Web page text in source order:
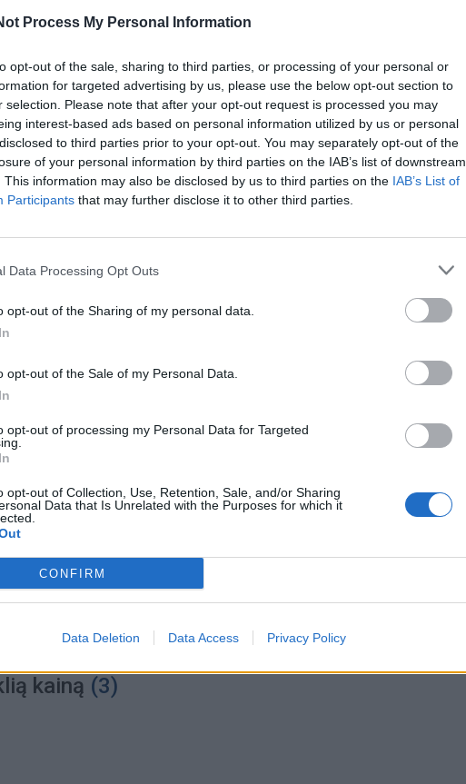
Process My Personal Information
opt-out of the sale, sharing to third parties, or processing of your personal or
for targeted advertising by us, please use the below opt-out section to
selection. Please note that after your opt-out request is processed you may
interest-based ads based on personal information utilized by us or personal
to third parties prior to your opt-out. You may separately opt-out of the
of your personal information by third parties on the IAB’s list of downstream
This information may also be disclosed by us to third parties on the IAB’s List of
Participants that may further disclose it to other third parties.
Data Processing Opt Outs
opt-out of the Sharing of my personal data.
opt-out of the Sale of my Personal Data.
opt-out of processing my Personal Data for Targeted
opt-out of Collection, Use, Retention, Sale, and/or Sharing
Data that Is Unrelated with the Purposes for which it
CONFIRM
Data Deletion Data Access Privacy Policy
2024-09-15 10:01
į sveikatą, nes vanduo - gyvybės
kainą (3)